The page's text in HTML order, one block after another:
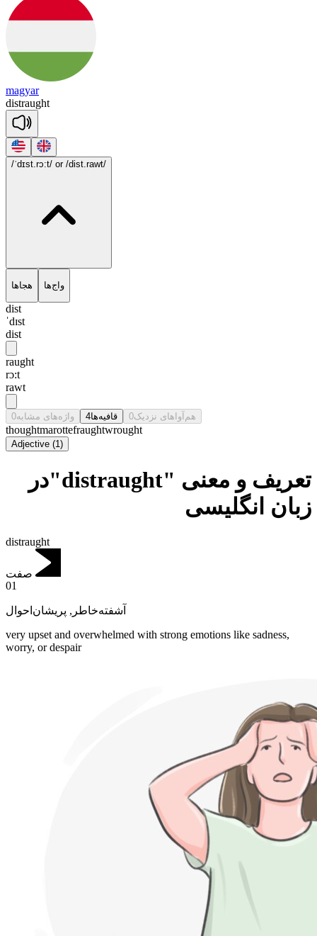
magyar
distraught
/ˈdɪst.rɔ:t/ or /dist.rawt/
هجاها واج‌ها
dist
ˈdɪst
dist
raught
rɔ:t
rawt
واژه‌های مشابه0 قافیه‌ها4 هم‌آواهای نزدیک0
thoughtmarottefraughtwrought
Adjective (1)
تعریف و معنی "distraught"در
زبان انگلیسی
distraught
صفت
01
آشفته‌خاطر , پریشان‌احوال
very upset and overwhelmed with strong emotions like sadness,
worry, or despair